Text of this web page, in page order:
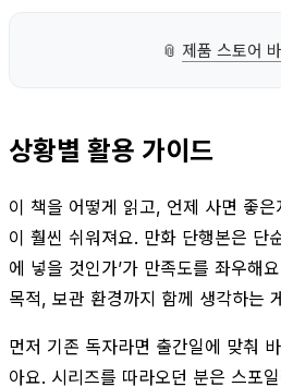
📎 제품 스토어
상황별 활용 가이드
이 책을 어떻게 읽고, 언제 사면 좋
이 훨씬 쉬워져요. 만화 단행본은 단
에 넣을 것인가’가 만족도를 좌우해
목적, 보관 환경까지 함께 생각하는
먼저 기존 독자라면 출간일에 맞춰
아요. 시리즈를 따라오던 분은 스포